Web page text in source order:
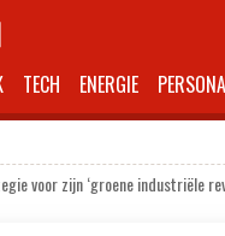
TECH ENERGIE
voor zijn ‘groene industriële